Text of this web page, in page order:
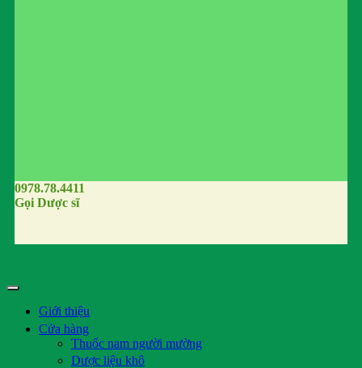
0978.78.4411
Gọi Dược sĩ
Giới thiệu
Cửa hàng
Thuốc nam người mường
Dược liệu khô